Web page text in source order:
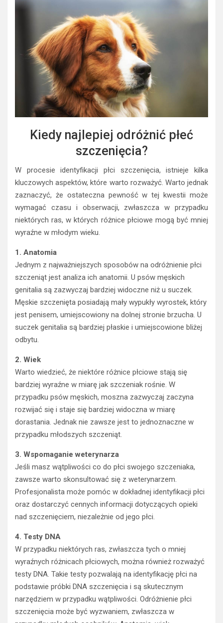
Kiedy najlepiej odróżnić płeć
szczenięcia?
W procesie identyfikacji płci szczenięcia, istnieje kilka
kluczowych aspektów, które warto rozważyć. Warto jednak
zaznaczyć, że ostateczna pewność w tej kwestii może
wymagać czasu i obserwacji, zwłaszcza w przypadku
niektórych ras, w których różnice płciowe mogą być mniej
wyraźne w młodym wieku.
1. Anatomia
Jednym z najważniejszych sposobów na odróżnienie płci
szczeniąt jest analiza ich anatomii. U psów męskich
genitalia są zazwyczaj bardziej widoczne niż u suczek.
Męskie szczenięta posiadają mały wypukły wyrostek, który
jest penisem, umiejscowiony na dolnej stronie brzucha. U
suczek genitalia są bardziej płaskie i umiejscowione bliżej
odbytu.
2. Wiek
Warto wiedzieć, że niektóre różnice płciowe stają się
bardziej wyraźne w miarę jak szczeniak rośnie. W
przypadku psów męskich, moszna zazwyczaj zaczyna
rozwijać się i staje się bardziej widoczna w miarę
dorastania. Jednak nie zawsze jest to jednoznaczne w
przypadku młodszych szczeniąt.
3. Wspomaganie weterynarza
Jeśli masz wątpliwości co do płci swojego szczeniaka,
zawsze warto skonsultować się z weterynarzem.
Profesjonalista może pomóc w dokładnej identyfikacji płci
oraz dostarczyć cennych informacji dotyczących opieki
nad szczenięciem, niezależnie od jego płci.
4. Testy DNA
W przypadku niektórych ras, zwłaszcza tych o mniej
wyraźnych różnicach płciowych, można również rozważyć
testy DNA. Takie testy pozwalają na identyfikację płci na
podstawie próbki DNA szczenięcia i są skutecznym
narzędziem w przypadku wątpliwości. Odróżnienie płci
szczenięcia może być wyzwaniem, zwłaszcza w